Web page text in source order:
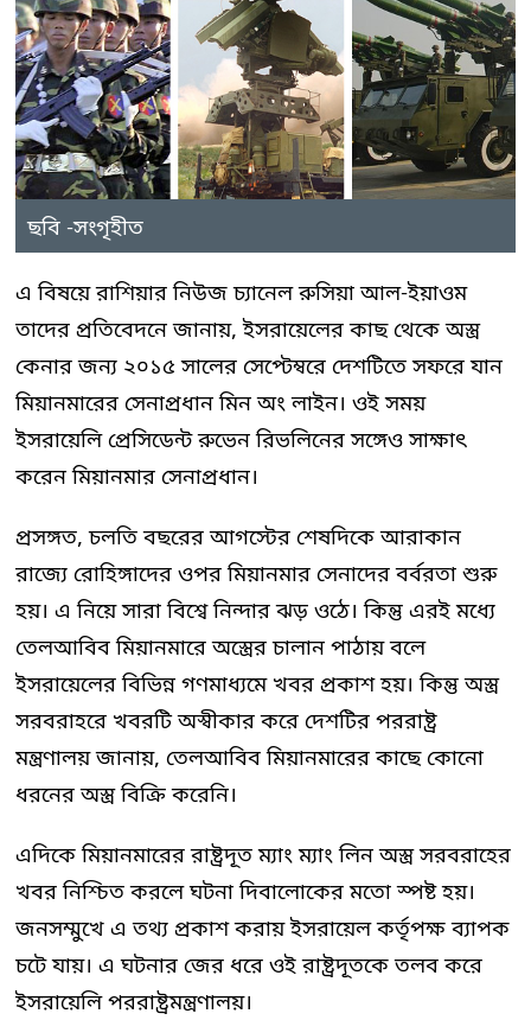
ছবি -সংগৃহীত
এ বিষয়ে রাশিয়ার নিউজ চ্যানেল রুসিয়া আল-ইয়াওম
তাদের প্রতিবেদনে জানায়, ইসরায়েলের কাছ থেকে অস্ত্র
কেনার জন্য ২০১৫ সালের সেপ্টেম্বরে দেশটিতে সফরে যান
মিয়ানমারের সেনাপ্রধান মিন অং লাইন। ওই সময়
ইসরায়েলি প্রেসিডেন্ট রুভেন রিভলিনের সঙ্গেও সাক্ষাৎ
করেন মিয়ানমার সেনাপ্রধান।
প্রসঙ্গত, চলতি বছরের আগস্টের শেষদিকে আরাকান
রাজ্যে রোহিঙ্গাদের ওপর মিয়ানমার সেনাদের বর্বরতা শুরু
হয়। এ নিয়ে সারা বিশ্বে নিন্দার ঝড় ওঠে। কিন্তু এরই মধ্যে
তেলআবিব মিয়ানমারে অস্ত্রের চালান পাঠায় বলে
ইসরায়েলের বিভিন্ন গণমাধ্যমে খবর প্রকাশ হয়। কিন্তু অস্ত্র
সরবরাহরে খবরটি অস্বীকার করে দেশটির পররাষ্ট্র
মন্ত্রণালয় জানায়, তেলআবিব মিয়ানমারের কাছে কোনো
ধরনের অস্ত্র বিক্রি করেনি।
এদিকে মিয়ানমারের রাষ্ট্রদূত ম্যাং ম্যাং লিন অস্ত্র সরবরাহের
খবর নিশ্চিত করলে ঘটনা দিবালোকের মতো স্পষ্ট হয়।
জনসম্মুখে এ তথ্য প্রকাশ করায় ইসরায়েল কর্তৃপক্ষ ব্যাপক
চটে যায়। এ ঘটনার জের ধরে ওই রাষ্ট্রদূতকে তলব করে
ইসরায়েলি পররাষ্ট্রমন্ত্রণালয়।